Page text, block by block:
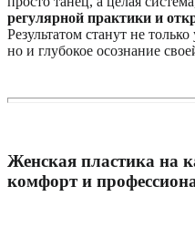
регулярной практики и
Результатом станут не
но и глубокое осознание
Женская пластика на
комфорт и